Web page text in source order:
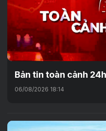
Bản tin toàn cảnh
06/08/2026 18:14